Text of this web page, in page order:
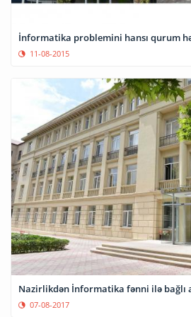
İnformatika problemini hansı qurum
11-08-2015
Nazirlikdən İnformatika fənni
07-08-2017